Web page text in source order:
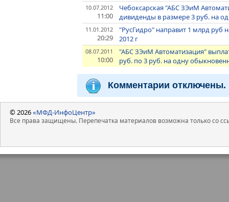
10.07.2012
11:00
Чебоксарская "АБС ЗЭиМ
дивиденды в размере 3 руб. на
11.01.2012
20:29
"РусГидро" направит 1 млрд руб
2012 г
08.07.2011
10:00
"АБС ЗЭиМ Автоматизация"
руб. по 3 руб. на одну
Комментарии отключены.
© 2026«МФД-ИнфоЦентр»
Все права защищены. Перепечатка материалов возможна только со